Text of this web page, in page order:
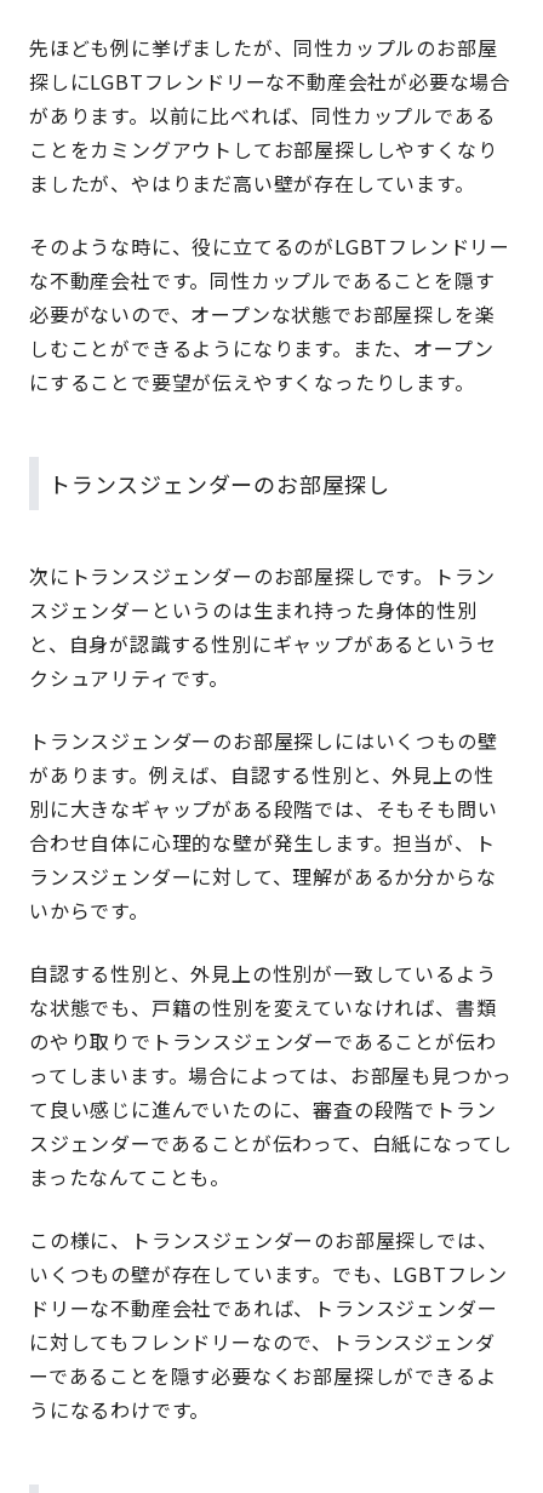
先ほども例に挙げましたが、同性カップルのお部屋
探しにLGBTフレンドリーな不動産会社が必要な場合
があります。以前に比べれば、同性カップルである
ことをカミングアウトしてお部屋探ししやすくなり
ましたが、やはりまだ高い壁が存在しています。
そのような時に、役に立てるのがLGBTフレンドリー
な不動産会社です。同性カップルであることを隠す
必要がないので、オープンな状態でお部屋探しを楽
しむことができるようになります。また、オープン
にすることで要望が伝えやすくなったりします。
トランスジェンダーのお部屋探し
次にトランスジェンダーのお部屋探しです。トラン
スジェンダーというのは生まれ持った身体的性別
と、自身が認識する性別にギャップがあるというセ
クシュアリティです。
トランスジェンダーのお部屋探しにはいくつもの壁
があります。例えば、自認する性別と、外見上の性
別に大きなギャップがある段階では、そもそも問い
合わせ自体に心理的な壁が発生します。担当が、ト
ランスジェンダーに対して、理解があるか分からな
いからです。
自認する性別と、外見上の性別が一致しているよう
な状態でも、戸籍の性別を変えていなければ、書類
のやり取りでトランスジェンダーであることが伝わ
ってしまいます。場合によっては、お部屋も見つかっ
て良い感じに進んでいたのに、審査の段階でトラン
スジェンダーであることが伝わって、白紙になってし
まったなんてことも。
この様に、トランスジェンダーのお部屋探しでは、
いくつもの壁が存在しています。でも、LGBTフレン
ドリーな不動産会社であれば、トランスジェンダー
に対してもフレンドリーなので、トランスジェンダ
ーであることを隠す必要なくお部屋探しができるよ
うになるわけです。